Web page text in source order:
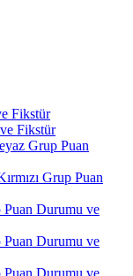
Fikstür
Fikstür
Grup Puan
Grup Puan
Durumu ve
Durumu ve
Durumu ve